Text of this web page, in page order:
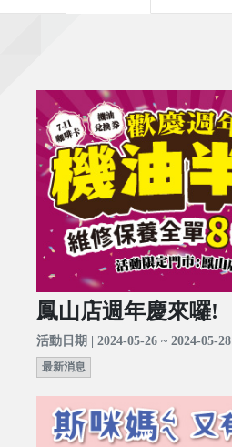
鳳山店週年慶來囉!
活動日期 | 2024-05-26 ~ 2024-05-28
最新消息